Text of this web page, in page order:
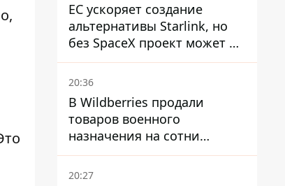
ЕС ускоряет создание
альтернативы Starlink, но
без SpaceX проект может не
обойтись
20:36
В Wildberries продали
товаров военного
назначения на сотни
миллионов, но удары ВСУ
изменили ситуацию
20:27